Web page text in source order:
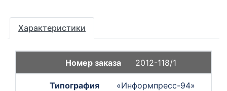
Характеристики
2012-118/1
«Информпресс-94»